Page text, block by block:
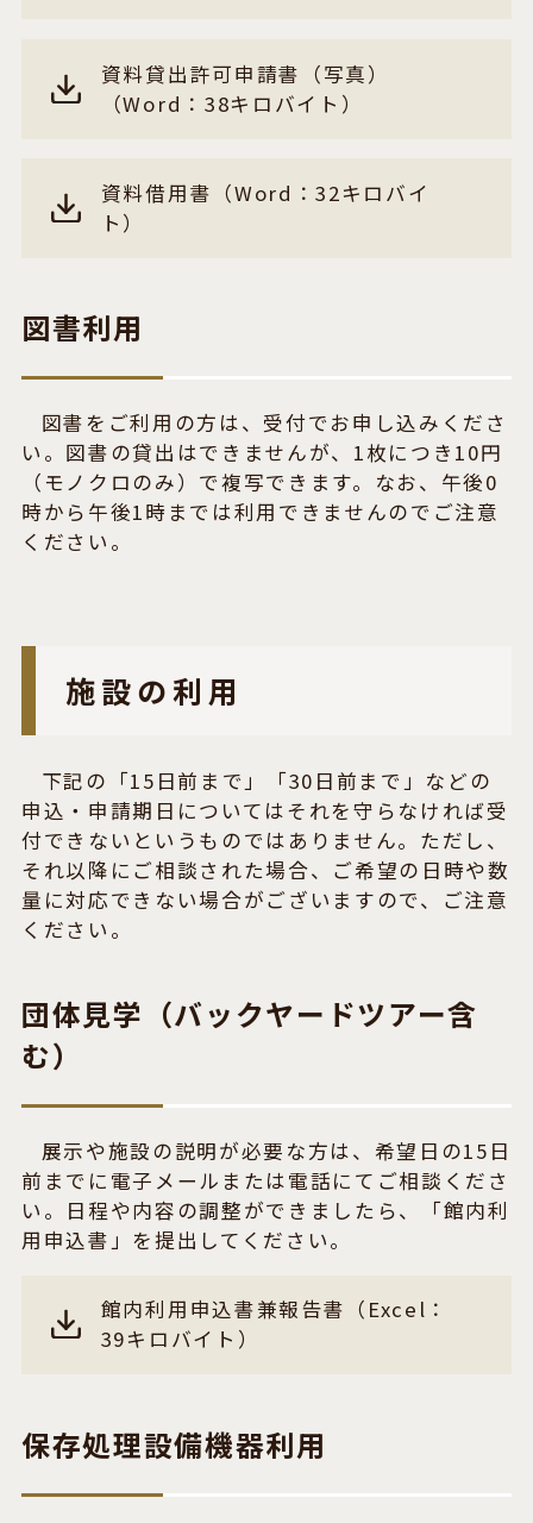
資料貸出許可申請書（写真）
（Word：38キロバイト）
資料借用書（Word：32キロバイ
ト）
図書利用
図書をご利用の方は、受付でお申し込みくださ
い。図書の貸出はできませんが、1枚につき10円
（モノクロのみ）で複写できます。なお、午後0
時から午後1時までは利用できませんのでご注意
ください。
施設の利用
下記の「15日前まで」「30日前まで」などの
申込・申請期日についてはそれを守らなければ受
付できないというものではありません。ただし、
それ以降にご相談された場合、ご希望の日時や数
量に対応できない場合がございますので、ご注意
ください。
団体見学（バックヤードツアー含
む）
展示や施設の説明が必要な方は、希望日の15日
前までに電子メールまたは電話にてご相談くださ
い。日程や内容の調整ができましたら、「館内利
用申込書」を提出してください。
館内利用申込書兼報告書（Excel：
39キロバイト）
保存処理設備機器利用